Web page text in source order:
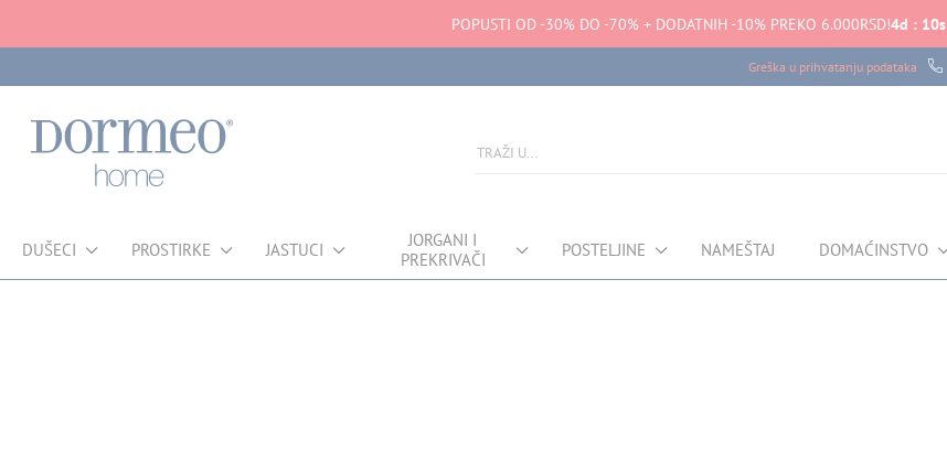
POPUSTI OD -30% DO -70% + DODATNIH -10% PREKO 6.000RSD!4d : 10s
Greška u prihvatanju podataka
DUŠECI PROSTIRKE JASTUCI
JORGANI I
PREKRIVAČI
POSTELJINE NAMEŠTAJ DOMAĆINSTVO